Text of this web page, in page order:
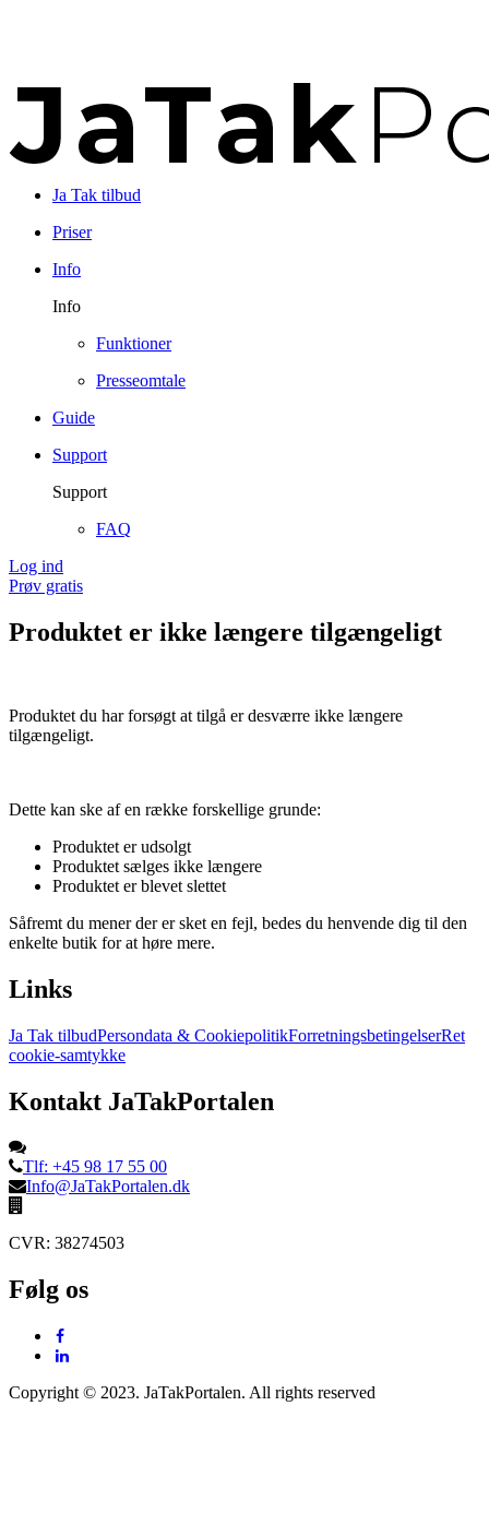
Ja Tak tilbud
Priser
Info
Info
Funktioner
Presseomtale
Guide
Support
Support
FAQ
Log ind
Prøv gratis
Produktet er ikke længere tilgængeligt
Produktet du har forsøgt at tilgå er desværre ikke længere
tilgængeligt.
Dette kan ske af en række forskellige grunde:
Produktet er udsolgt
Produktet sælges ikke længere
Produktet er blevet slettet
Såfremt du mener der er sket en fejl, bedes du henvende dig til den
enkelte butik for at høre mere.
Links
Ja Tak tilbudPersondata & CookiepolitikForretningsbetingelserRet
cookie-samtykke
Kontakt JaTakPortalen
Tlf: +45 98 17 55 00
Info@JaTakPortalen.dk
CVR: 38274503
Følg os
Copyright © 2023. JaTakPortalen. All rights reserved